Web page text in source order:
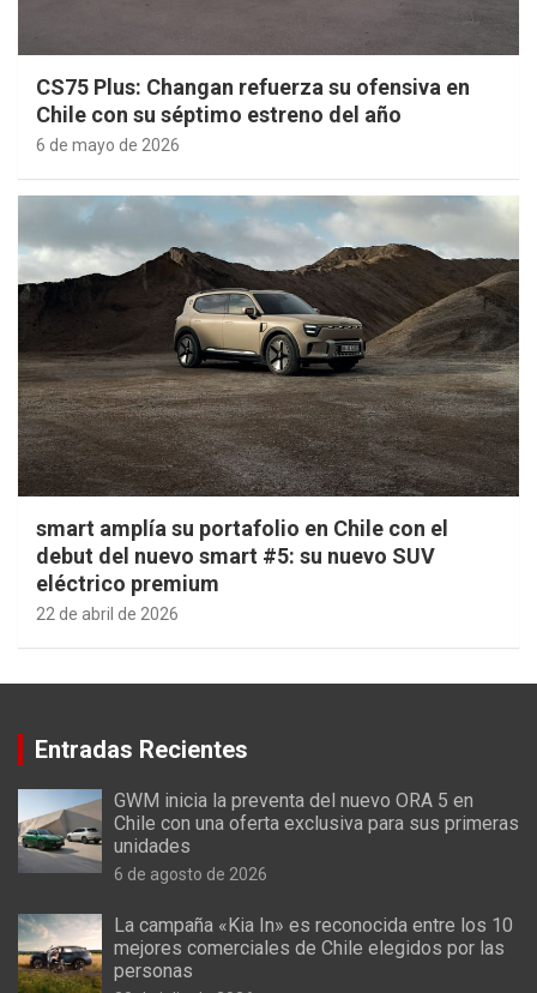
CS75 Plus: Changan refuerza su ofensiva en
Chile con su séptimo estreno del año
6 de mayo de 2026
smart amplía su portafolio en Chile con el
debut del nuevo smart #5: su nuevo SUV
eléctrico premium
22 de abril de 2026
Entradas Recientes
GWM inicia la preventa del nuevo ORA 5 en
Chile con una oferta exclusiva para sus primeras
unidades
6 de agosto de 2026
La campaña «Kia In» es reconocida entre los 10
mejores comerciales de Chile elegidos por las
personas